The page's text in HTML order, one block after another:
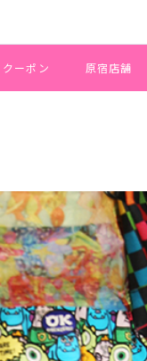
クーポン 原宿店舗